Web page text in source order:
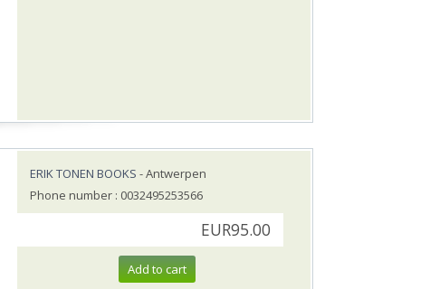
ERIK TONEN BOOKS - Antwerpen
Phone number : 0032495253566
EUR95.00
Add to cart